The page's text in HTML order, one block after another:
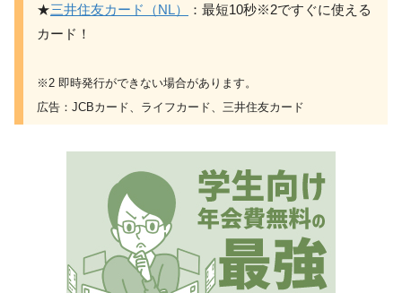
★三井住友カード（NL）
：最短10秒※2ですぐに使える
カード！
※2 即時発行ができない場合があります。
広告：JCBカード、ライフカード、三井住友カード